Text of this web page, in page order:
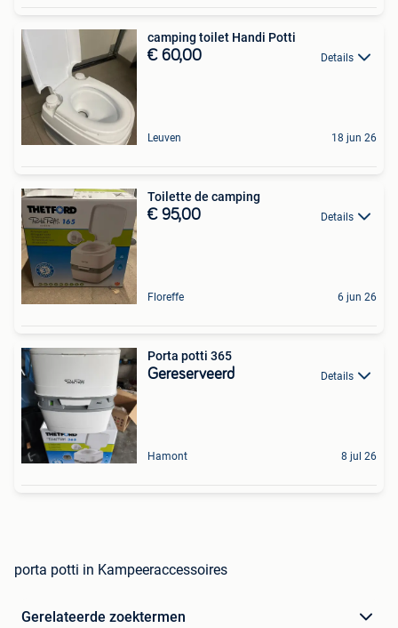
camping toilet Handi Potti
€ 60,00 Details
Leuven 18 jun 26
Toilette de camping
€ 95,00 Details
Floreffe 6 jun 26
Porta potti 365
Gereserveerd Details
Hamont 8 jul 26
porta potti in Kampeeraccessoires
Gerelateerde zoektermen